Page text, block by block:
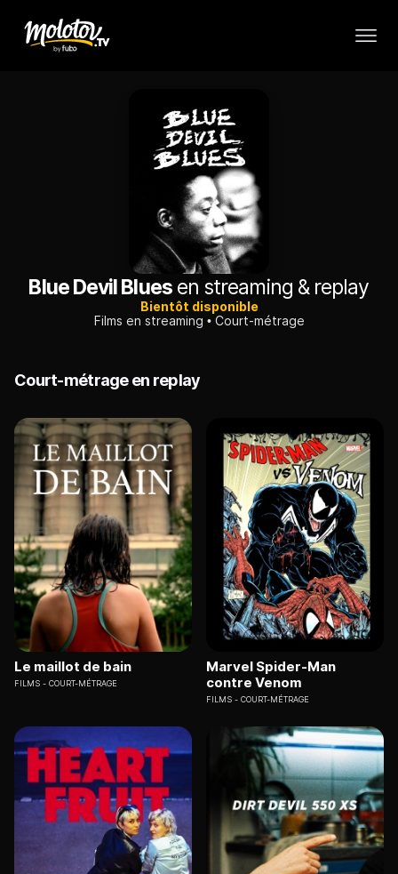
Blue Devil Bluesen streaming & replay
Bientôt disponible
Films en streaming
Court-métrage
Court-métrage en replay
Le maillot de bain
FILMS COURT-MÉTRAGE
Marvel Spider-Man
contre Venom
FILMS COURT-MÉTRAGE